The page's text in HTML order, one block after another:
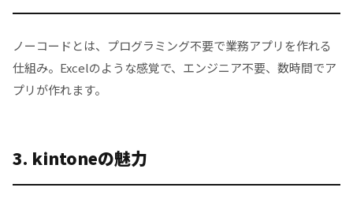
ノーコードとは、プログラミング不要で業務アプリを作れる
仕組み。Excelのような感覚で、エンジニア不要、数時間でア
プリが作れます。
3. kintoneの魅力